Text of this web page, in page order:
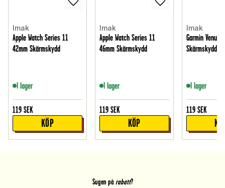
Imak
Apple Watch Series 11
42mm Skärmskydd
I lager
119 SEK
KÖP
Imak
Apple Watch Series 11
46mm Skärmskydd
I lager
119 SEK
KÖP
Imak
Garmin Venu 4
Skärmskydd
I lager
119 SEK
Sugen på rabatt?